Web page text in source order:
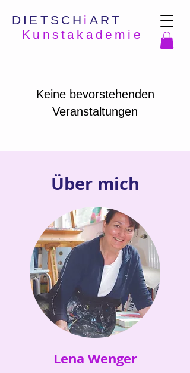
DIETSCH i ART
Kunstakademie
Keine bevorstehenden
Veranstaltungen
Über mich
Lena Wenger